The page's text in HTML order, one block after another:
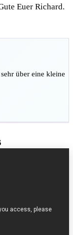
Euer Richard.
über eine kleine